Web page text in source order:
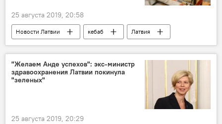
25 августа 2019, 20:58
Новости Латвии кебаб
Латвия
Продовольственно-ветеринарная служба
Рига
национальность еда
"Желаем Анде успехов": экс-министр
здравоохранения Латвии покинула
"зеленых"
25 августа 2019, 20:29